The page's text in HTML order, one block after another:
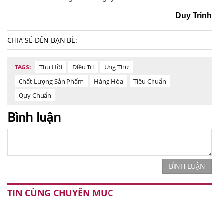
Duy Trinh
CHIA SẺ ĐẾN BẠN BÈ:
TAGS: Thu Hồi Điều Trị
Ung Thư
Chất Lượng Sản Phẩm
Hàng Hóa
Tiêu Chuẩn
Quy Chuẩn
Bình luận
BÌNH LUẬN
TIN CÙNG CHUYÊN MỤC